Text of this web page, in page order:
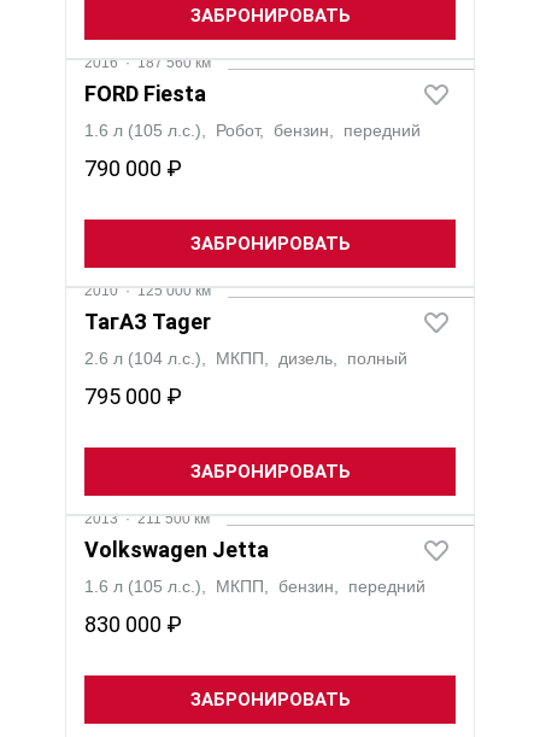
ЗАБРОНИРОВАТЬ
2016·187 560 км
FORD Fiesta
1.6 л (105 л.с.), Робот, бензин, передний
790 000 ₽
ЗАБРОНИРОВАТЬ
2010·125 000 км
ТагАЗ Tager
2.6 л (104 л.с.), МКПП, дизель, полный
795 000 ₽
ЗАБРОНИРОВАТЬ
2013·211 500 км
Volkswagen Jetta
1.6 л (105 л.с.), МКПП, бензин, передний
830 000 ₽
ЗАБРОНИРОВАТЬ